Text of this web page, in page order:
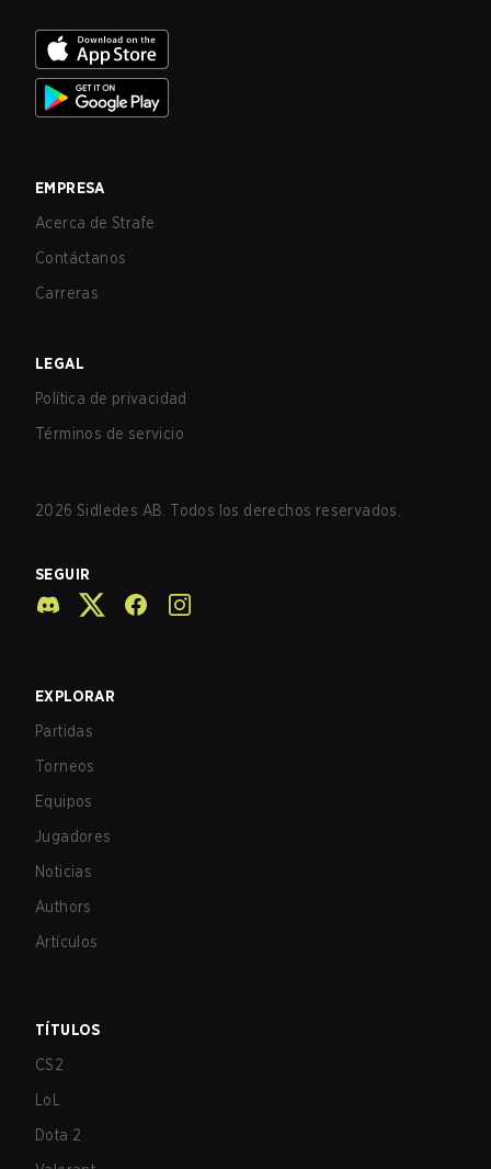
EMPRESA
Acerca de Strafe
Contáctanos
Carreras
LEGAL
Política de privacidad
Términos de servicio
2026 Sidledes AB. Todos los derechos reservados.
SEGUIR
EXPLORAR
Partidas
Torneos
Equipos
Jugadores
Noticias
Authors
Artículos
TÍTULOS
CS2
LoL
Dota 2